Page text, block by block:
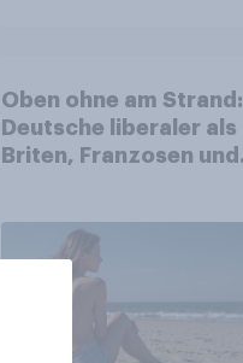
Oben ohne am Strand:
Deutsche liberaler als
Briten, Franzosen und